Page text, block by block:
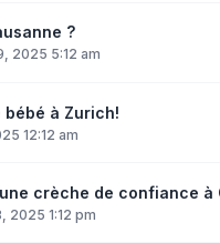
?
2025 5:12 am
à Zurich!
12:12 am
crèche de confiance à
2025 1:12 pm